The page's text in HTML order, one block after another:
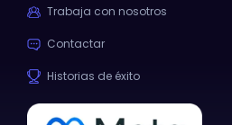
Trabaja con nosotros
Contactar
Historias de éxito